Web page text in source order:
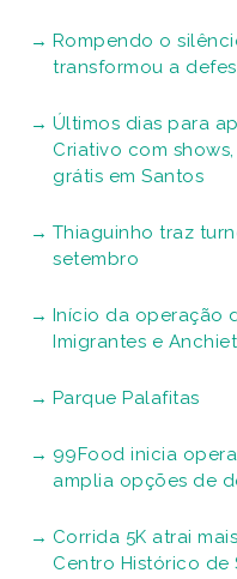
Rompendo o
transformou a
Últimos dias para
Criativo com
grátis em Santos
Thiaguinho traz
setembro
Início da operação
Imigrantes e
Parque Palafitas
99Food inicia
amplia opções de
Corrida 5K atrai
Centro Histórico de